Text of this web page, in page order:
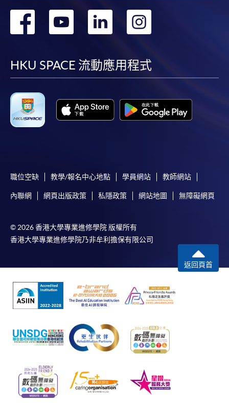
轉
facebook
轉
youtube
轉
linkedin
HKU SPACE 流動應用程式
職位空缺 教學/報名中心地點 學員網站 教師網站
內聯網 網頁出版政策 私隱政策 網站地圖 無障礙網頁
© 2026 香港大學專業進修學院 版權所有
香港大學專業進修學院乃非牟利擔保有限公司
返回頁首